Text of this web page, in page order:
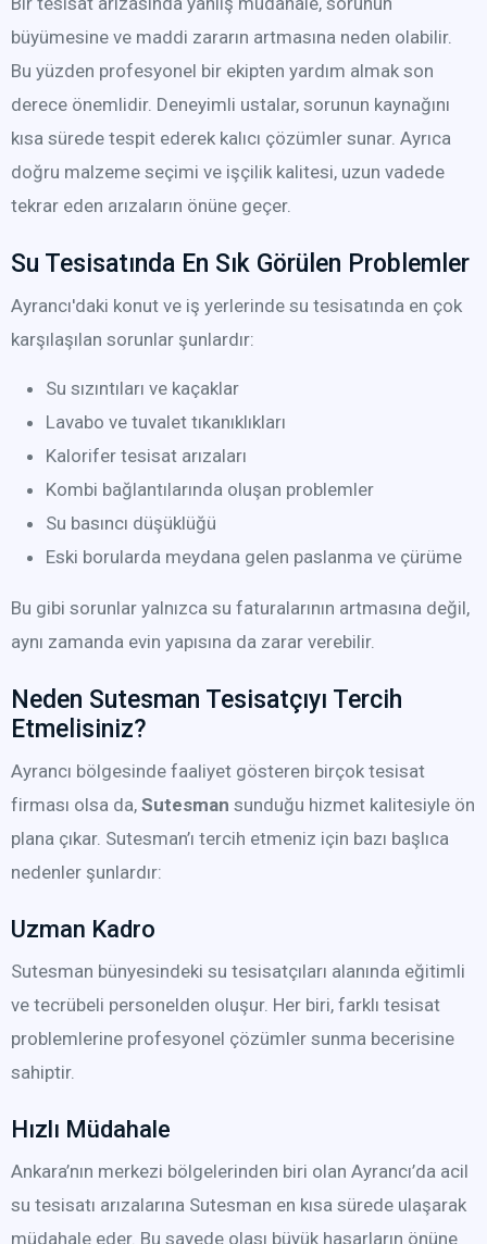
büyümesine ve maddi zararın artmasına neden olabilir.
Bu yüzden profesyonel bir ekipten yardım almak son
derece önemlidir. Deneyimli ustalar, sorunun kaynağını
kısa sürede tespit ederek kalıcı çözümler sunar. Ayrıca
doğru malzeme seçimi ve işçilik kalitesi, uzun vadede
tekrar eden arızaların önüne geçer.
Su Tesisatında En Sık Görülen Problemler
Ayrancı'daki konut ve iş yerlerinde su tesisatında en çok
karşılaşılan sorunlar şunlardır:
Su sızıntıları ve kaçaklar
Lavabo ve tuvalet tıkanıklıkları
Kalorifer tesisat arızaları
Kombi bağlantılarında oluşan problemler
Su basıncı düşüklüğü
Eski borularda meydana gelen paslanma ve çürüme
Bu gibi sorunlar yalnızca su faturalarının artmasına değil,
aynı zamanda evin yapısına da zarar verebilir.
Neden Sutesman Tesisatçıyı Tercih
Etmelisiniz?
Ayrancı bölgesinde faaliyet gösteren birçok tesisat
firması olsa da, Sutesman sunduğu hizmet kalitesiyle ön
plana çıkar. Sutesman’ı tercih etmeniz için bazı başlıca
nedenler şunlardır:
Uzman Kadro
Sutesman bünyesindeki su tesisatçıları alanında eğitimli
ve tecrübeli personelden oluşur. Her biri, farklı tesisat
problemlerine profesyonel çözümler sunma becerisine
sahiptir.
Hızlı Müdahale
Ankara’nın merkezi bölgelerinden biri olan Ayrancı’da acil
su tesisatı arızalarına Sutesman en kısa sürede ulaşarak
müdahale eder. Bu sayede olası büyük hasarların önüne